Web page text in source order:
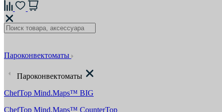
Пароконвектоматы
Пароконвектоматы
ChefTop Mind.Maps™ BIG
ChefTop Mind.Maps™ CounterTop